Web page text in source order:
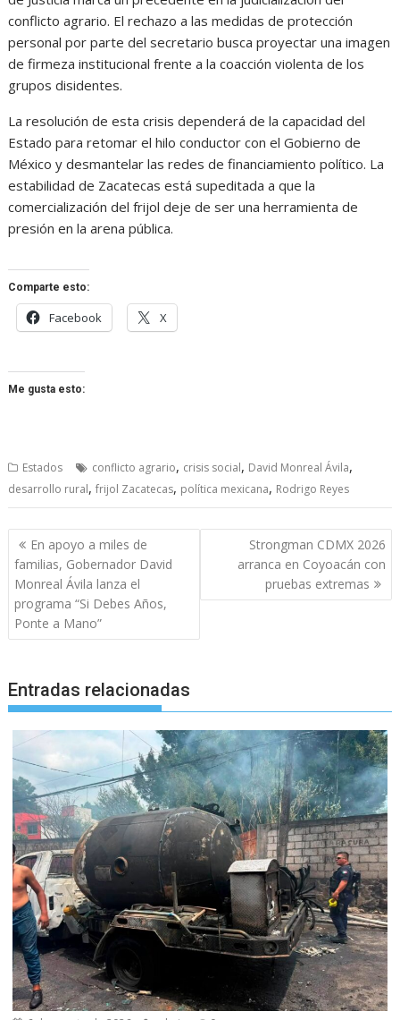
conflicto agrario. El rechazo a las medidas de protección
personal por parte del secretario busca proyectar una imagen
de firmeza institucional frente a la coacción violenta de los
grupos disidentes.
La resolución de esta crisis dependerá de la capacidad del
Estado para retomar el hilo conductor con el Gobierno de
México y desmantelar las redes de financiamiento político. La
estabilidad de Zacatecas está supeditada a que la
comercialización del frijol deje de ser una herramienta de
presión en la arena pública.
Comparte esto:
Facebook X
Me gusta esto:
Estados conflicto agrario, crisis social, David Monreal Ávila,
desarrollo rural,frijol Zacatecas, política mexicana, Rodrigo Reyes
Navegación
de
entradas
En apoyo a miles de
familias, Gobernador David
Monreal Ávila lanza el
programa “Si Debes Años,
Ponte a Mano”
Strongman CDMX 2026
arranca en Coyoacán con
pruebas extremas
Entradas relacionadas